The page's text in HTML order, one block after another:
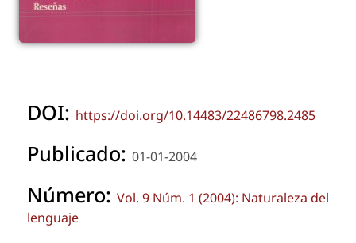
DOI: https://doi.org/10.14483/22486798.2485
Publicado: 01-01-2004
Número: Vol. 9 Núm. 1 (2004): Naturaleza del
lenguaje